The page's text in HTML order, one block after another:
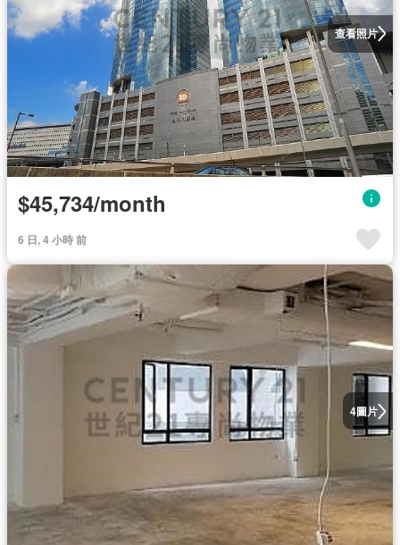
查看照片
$45,734/month
6 日, 4 小時 前
4圖片